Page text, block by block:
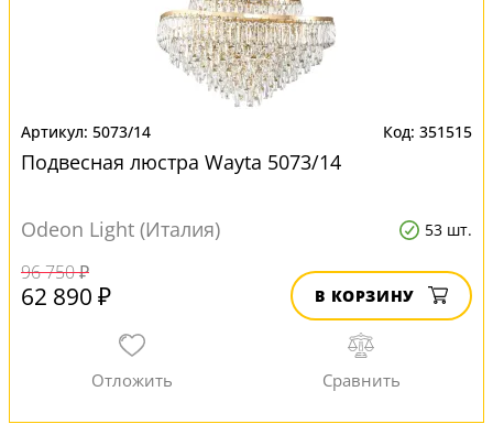
5073/14 351515
Подвесная люстра Wayta 5073/14
Odeon Light (Италия) 53 шт.
96 750 ₽
62 890 ₽ В КОРЗИНУ